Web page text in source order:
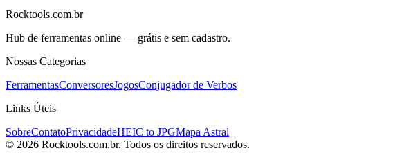
Rocktools.com.br
Hub de ferramentas online — grátis e sem cadastro.
Nossas Categorias
FerramentasConversoresJogosConjugador de Verbos
Links Úteis
SobreContatoPrivacidadeHEIC to JPGMapa Astral
© 2026 Rocktools.com.br. Todos os direitos reservados.